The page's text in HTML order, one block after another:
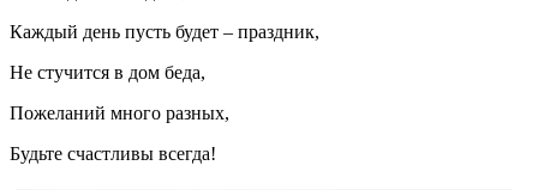
Каждый день пусть будет – праздник,
Не стучится в дом беда,
Пожеланий много разных,
Будьте счастливы всегда!